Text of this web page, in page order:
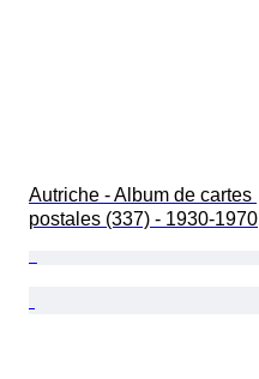
Autriche - Album de cartes
postales (337) - 1930-1970